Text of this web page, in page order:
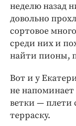
неделю назад
довольно
сортовое
среди них и
найти пионы,
Вот и у
не
ветки — плети
терраску.